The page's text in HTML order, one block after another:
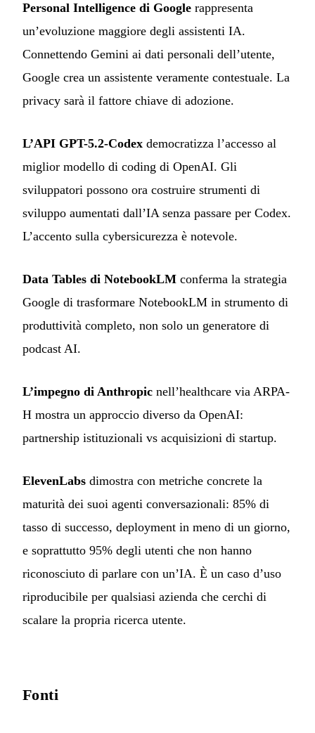
Personal Intelligence di Google rappresenta
un’evoluzione maggiore degli assistenti IA.
Connettendo Gemini ai dati personali dell’utente,
Google crea un assistente veramente contestuale. La
privacy sarà il fattore chiave di adozione.
L’API GPT-5.2-Codex democratizza l’accesso al
miglior modello di coding di OpenAI. Gli
sviluppatori possono ora costruire strumenti di
sviluppo aumentati dall’IA senza passare per Codex.
L’accento sulla cybersicurezza è notevole.
Data Tables di NotebookLM conferma la strategia
Google di trasformare NotebookLM in strumento di
produttività completo, non solo un generatore di
podcast AI.
L’impegno di Anthropic nell’healthcare via ARPA-
H mostra un approccio diverso da OpenAI:
partnership istituzionali vs acquisizioni di startup.
ElevenLabs dimostra con metriche concrete la
maturità dei suoi agenti conversazionali: 85% di
tasso di successo, deployment in meno di un giorno,
e soprattutto 95% degli utenti che non hanno
riconosciuto di parlare con un’IA. È un caso d’uso
riproducibile per qualsiasi azienda che cerchi di
scalare la propria ricerca utente.
Fonti